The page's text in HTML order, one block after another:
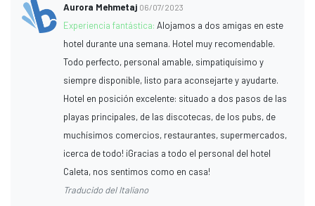
Aurora Mehmetaj 06/07/2023
Experiencia fantástica:Alojamos a dos amigas en este
hotel durante una semana. Hotel muy recomendable.
Todo perfecto, personal amable, simpatiquísimo y
siempre disponible, listo para aconsejarte y ayudarte.
Hotel en posición excelente: situado a dos pasos de las
playas principales, de las discotecas, de los pubs, de
muchísimos comercios, restaurantes, supermercados,
¡cerca de todo! ¡Gracias a todo el personal del hotel
Caleta, nos sentimos como en casa!
Traducido del Italiano